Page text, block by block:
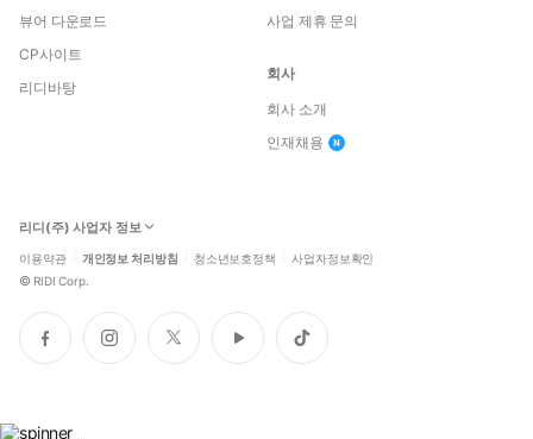
뷰어 다운로드
CP사이트
리디바탕
사업 제휴 문의
회사
회사 소개
인재채용
리디(주) 사업자 정보
이용약관 개인정보 처리방침 청소년보호정책 사업자정보확인
© RIDI Corp.
페
이
인
스
트
위
유
튜
틱
톡